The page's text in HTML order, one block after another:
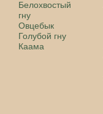
Белохвостый
гну
Овцебык
Голубой гну
Каама